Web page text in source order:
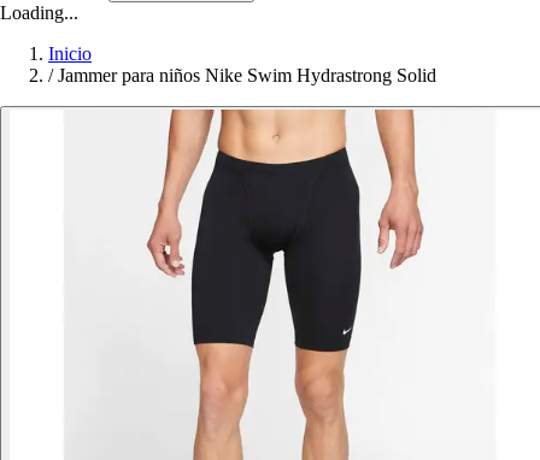
Loading...
Inicio
/ Jammer para niños Nike Swim Hydrastrong Solid